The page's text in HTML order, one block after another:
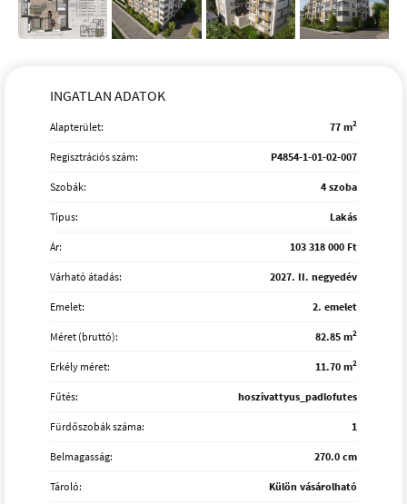
INGATLAN ADATOK
Alapterület: 77 m2
Regisztrációs szám: P4854-1-01-02-007
Szobák: 4 szoba
Típus: Lakás
Ár: 103 318 000 Ft
Várható átadás: 2027. II. negyedév
Emelet: 2. emelet
Méret (bruttó): 82.85 m2
Erkély méret: 11.70 m2
Fűtés: hoszivattyus_padlofutes
Fürdőszobák száma: 1
Belmagasság: 270.0 cm
Tároló: Külön vásárolható